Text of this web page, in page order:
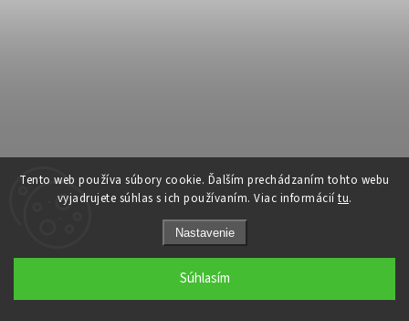
Tento web používa súbory cookie. Ďalším prechádzaním tohto webu
vyjadrujete súhlas s ich používaním. Viac informácií tu.
Nastavenie
Súhlasím
Panel umelý Buxus Japonicus (50x50cm)
Skladom (16 ks)